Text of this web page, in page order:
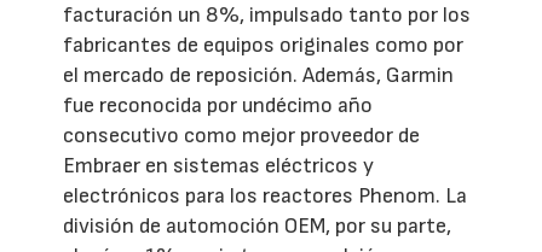
facturación un 8%, impulsado tanto por los
fabricantes de equipos originales como por
el mercado de reposición. Además, Garmin
fue reconocida por undécimo año
consecutivo como mejor proveedor de
Embraer en sistemas eléctricos y
electrónicos para los reactores Phenom. La
división de automoción OEM, por su parte,